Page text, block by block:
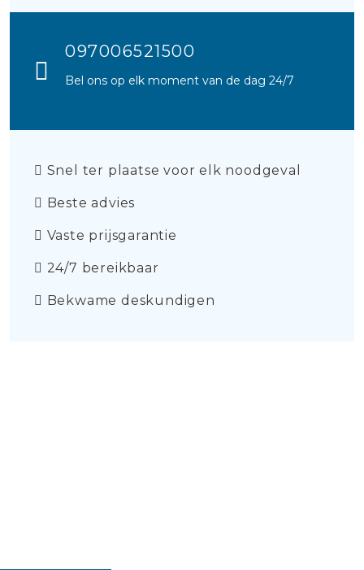
097006521500
Bel ons op elk moment van de dag 24/7
Snel ter plaatse voor elk noodgeval
Beste advies
Vaste prijsgarantie
24/7 bereikbaar
Bekwame deskundigen